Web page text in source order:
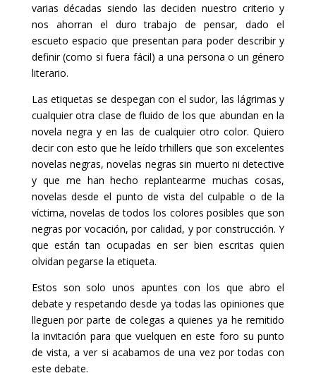
varias décadas siendo las deciden nuestro criterio y
nos ahorran el duro trabajo de pensar, dado el
escueto espacio que presentan para poder describir y
definir (como si fuera fácil) a una persona o un género
literario.
Las etiquetas se despegan con el sudor, las lágrimas y
cualquier otra clase de fluido de los que abundan en la
novela negra y en las de cualquier otro color. Quiero
decir con esto que he leído trhillers que son excelentes
novelas negras, novelas negras sin muerto ni detective
y que me han hecho replantearme muchas cosas,
novelas desde el punto de vista del culpable o de la
víctima, novelas de todos los colores posibles que son
negras por vocación, por calidad, y por construcción. Y
que están tan ocupadas en ser bien escritas quien
olvidan pegarse la etiqueta.
Estos son solo unos apuntes con los que abro el
debate y respetando desde ya todas las opiniones que
lleguen por parte de colegas a quienes ya he remitido
la invitación para que vuelquen en este foro su punto
de vista, a ver si acabamos de una vez por todas con
este debate.